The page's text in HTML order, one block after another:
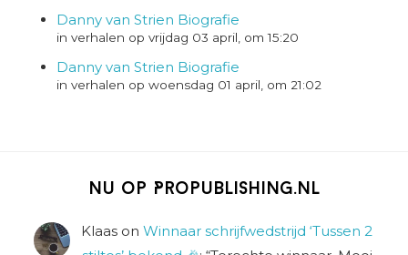
Danny van Strien Biografie
in verhalen op vrijdag 03 april, om 15:20
Danny van Strien Biografie
in verhalen op woensdag 01 april, om 21:02
Nu op Propublishing.nl
Klaas on Winnaar schrijfwedstrijd ‘Tussen 2